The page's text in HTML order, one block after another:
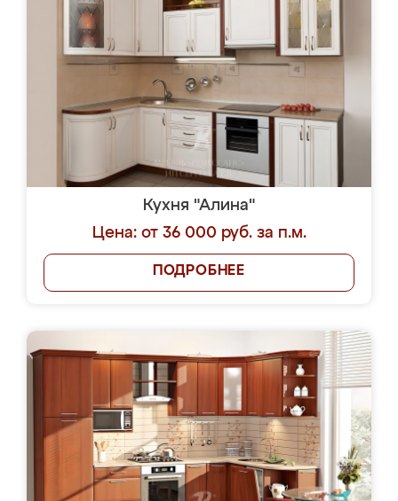
Кухня "Алина"
Цена: от 36 000 руб. за п.м.
ПОДРОБНЕЕ